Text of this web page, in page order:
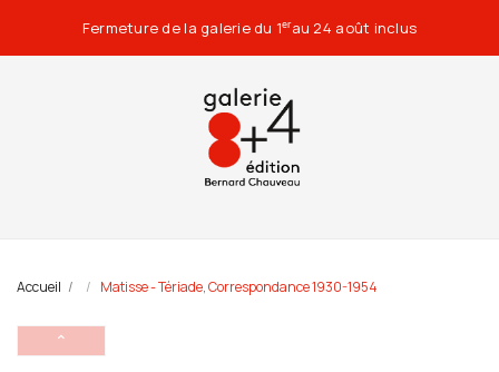
Fermeture de la galerie du 1erau 24 août inclus
Accueil Matisse - Tériade, Correspondance 1930-1954
⌃